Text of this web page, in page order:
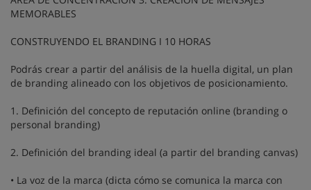
MEMORABLES
CONSTRUYENDO EL BRANDING I 10 HORAS
Podrás crear a partir del análisis de la huella digital, un plan
de branding alineado con los objetivos de posicionamiento.
1. Definición del concepto de reputación online (branding o
personal branding)
2. Definición del branding ideal (a partir del branding canvas)
• La voz de la marca (dicta cómo se comunica la marca con